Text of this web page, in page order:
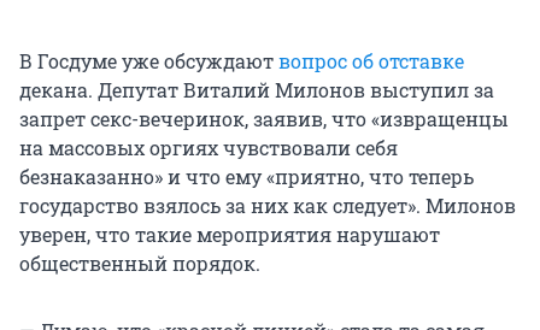
В Госдуме уже обсуждаютвопрос об отставке
декана. Депутат Виталий Милонов выступил за
запрет секс-вечеринок, заявив, что «извращенцы
на массовых оргиях чувствовали себя
безнаказанно» и что ему «приятно, что теперь
государство взялось за них как следует». Милонов
уверен, что такие мероприятия нарушают
общественный порядок.